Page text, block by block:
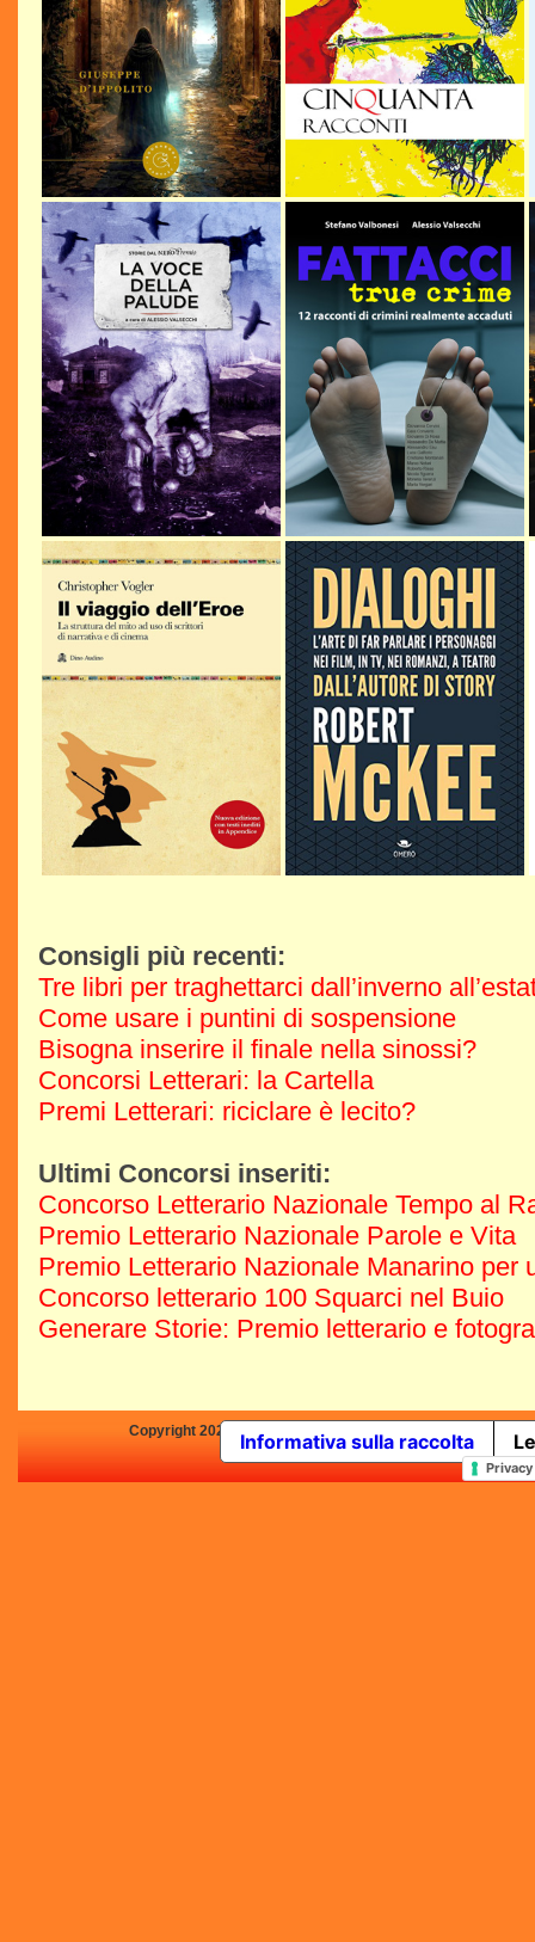
Consigli più recenti:
Tre libri per traghettarci dall’inverno
Come usare i puntini di sospensione
Bisogna inserire il finale nella sinossi?
Concorsi Letterari: la Cartella
Premi Letterari: riciclare è lecito?
Ultimi Concorsi inseriti:
Concorso Letterario Nazionale Tempo al
Premio Letterario Nazionale Parole e Vita
Premio Letterario Nazionale Manarino per
Concorso letterario 100 Squarci nel Buio
Generare Storie: Premio letterario e
Copyright 2025 by Concorsi-Letterari.it - P.IVA
In qualità di Affiliato
Informativa sulla raccolta